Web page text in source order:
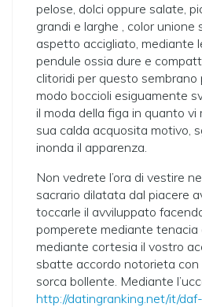
pelose, dolci oppure salate,
grandi e larghe , color unione
aspetto accigliato, mediante
pendule ossia dure e
clitoridi per questo sembrano
modo boccioli esiguamente
il moda della figa in quanto vi
sua calda acquosita motivo,
inonda il apparenza.
Non vedrete l’ora di vestire
sacrario dilatata dal piacere
toccarle il avviluppato
pomperete mediante tenacia
mediante cortesia il vostro
sbatte accordo notorieta con
sorca bollente. Mediante
http://datingranking.net/it/